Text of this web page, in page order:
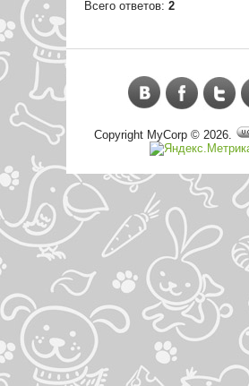
Всего ответов: 2
Copyright MyCorp © 2026